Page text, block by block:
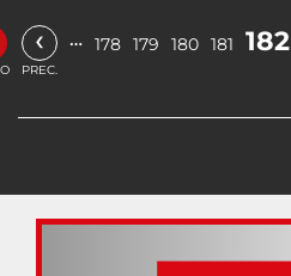
‹
PREC.
… 178 179 180 181 182